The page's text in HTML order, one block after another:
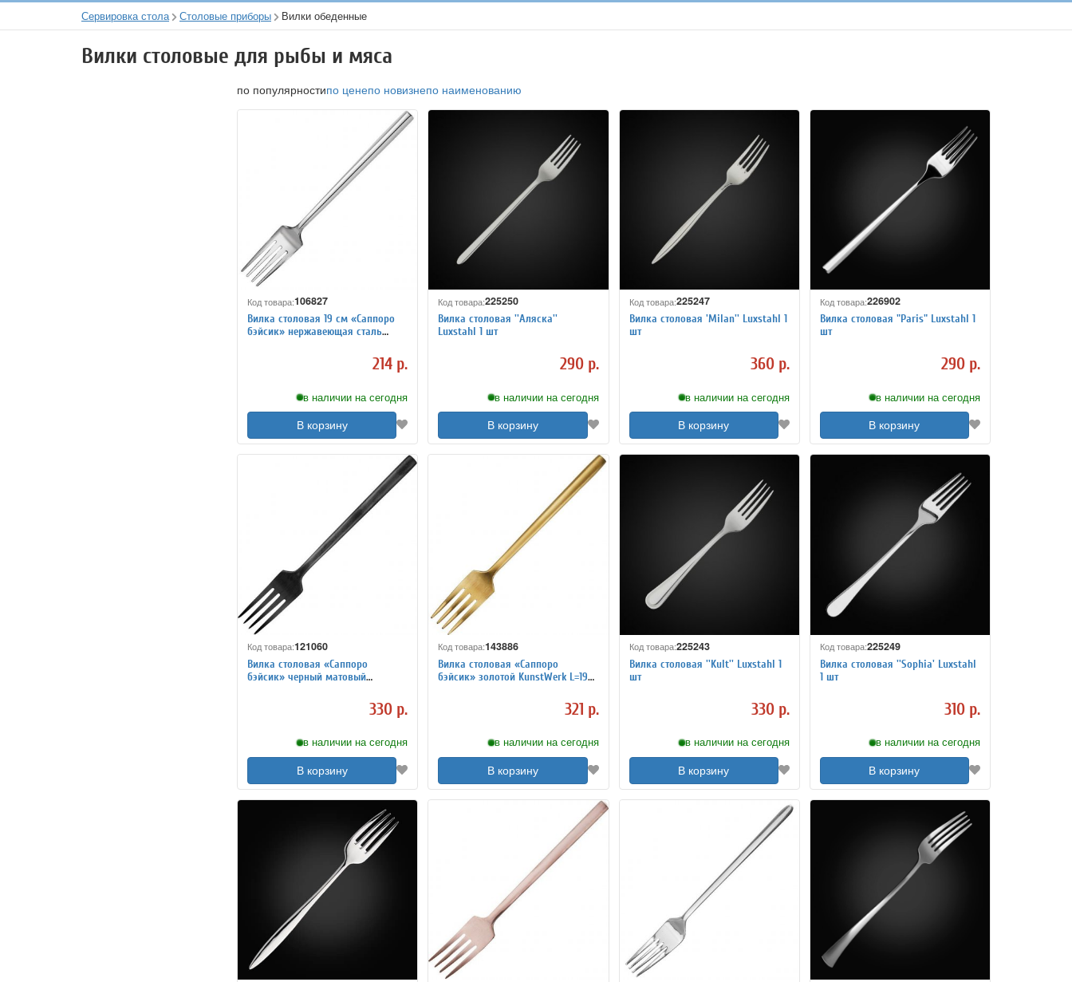
Сервировка стола Столовые приборы Вилки обеденные
Вилки столовые для рыбы и мяса
по популярностипо ценепо новизнепо наименованию
Код товара:106827
Вилка столовая 19 см «Саппоро
бэйсик» нержавеющая сталь
214 р.
в наличии на сегодня
В корзину
Код товара:225250
Вилка столовая ''Аляска''
Luxstahl 1 шт
290 р.
в наличии на сегодня
В корзину
Код товара:225247
Вилка столовая 'Milan'' Luxstahl 1
шт
360 р.
в наличии на сегодня
В корзину
Код товара:226902
Вилка столовая "Paris" Luxstahl 1
шт
290 р.
в наличии на сегодня
В корзину
Код товара:121060
Вилка столовая «Саппоро
бэйсик» черный матовый
330 р.
в наличии на сегодня
В корзину
Код товара:143886
Вилка столовая «Саппоро
бэйсик» золотой KunstWerk L=19
321 р.
в наличии на сегодня
В корзину
Код товара:225243
Вилка столовая ''Kult'' Luxstahl 1
шт
330 р.
в наличии на сегодня
В корзину
Код товара:225249
Вилка столовая ''Sophia' Luxstahl
1 шт
310 р.
в наличии на сегодня
В корзину